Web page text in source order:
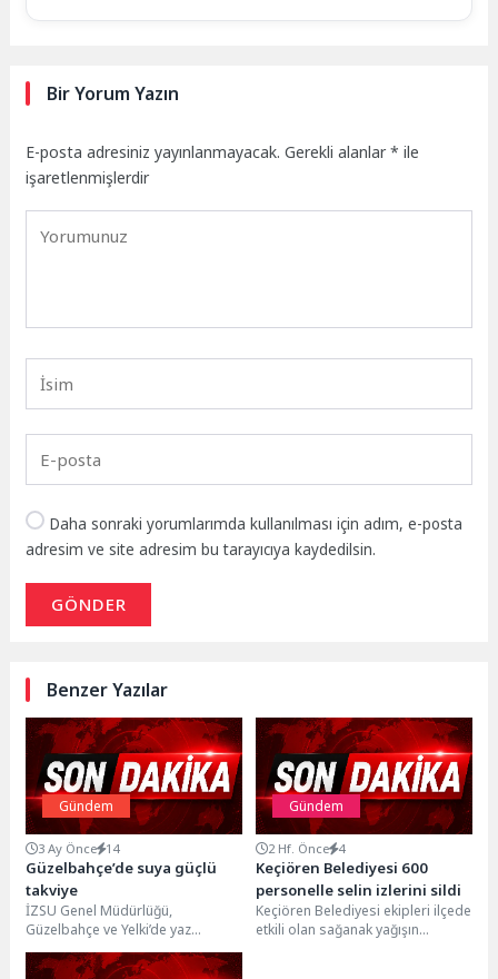
Bir Yorum Yazın
E-posta adresiniz yayınlanmayacak. Gerekli alanlar* ile
işaretlenmişlerdir
Daha sonraki yorumlarımda kullanılması için adım, e-posta
adresim ve site adresim bu tarayıcıya kaydedilsin.
GÖNDER
Benzer Yazılar
Gündem
3 Ay Önce 14
Güzelbahçe’de suya güçlü
takviye
İZSU Genel Müdürlüğü,
Güzelbahçe ve Yelki’de yaz
aylarında yaşanan su basıncı ve
debi sorunlarını çözmek...
Gündem
2 Hf. Önce 4
Keçiören Belediyesi 600
personelle selin izlerini sildi
Keçiören Belediyesi ekipleri ilçede
etkili olan sağanak yağışın